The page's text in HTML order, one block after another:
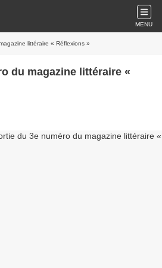
MENU
littéraire « Réflexions »
du magazine littéraire «